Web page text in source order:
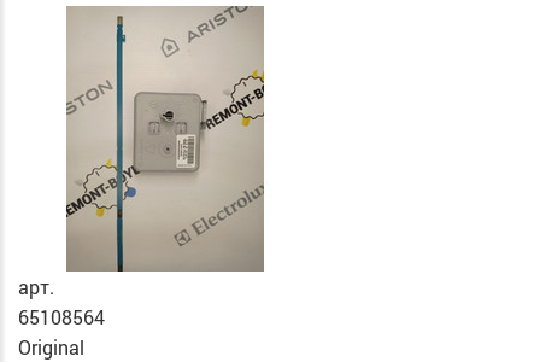
арт.
65108564
Original